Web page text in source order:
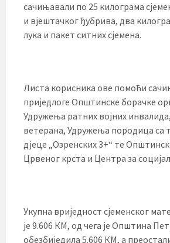
сачињавали по 25 килограма
и вјештачког ђубрива, два
лука и пакет ситних сјемена.
Листа корисника ове помоћи
приједлоге Општинске борачке
Удружења ратних војних
ветерана, Удружења породица са
дјеце „Озренских 3+“ те
Црвеног крста и Центра за
Укупна вриједност сјеменског
је 9.606 КМ, од чега је Општина
обезбиједила 5.606 КМ, а